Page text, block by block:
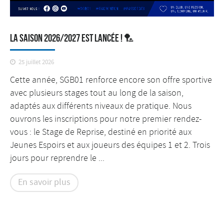
La saison 2026/2027 est lancée ! 🏸
25 juillet 2026
Cette année, SGB01 renforce encore son offre sportive
avec plusieurs stages tout au long de la saison,
adaptés aux différents niveaux de pratique. Nous
ouvrons les inscriptions pour notre premier rendez-
vous : le Stage de Reprise, destiné en priorité aux
Jeunes Espoirs et aux joueurs des équipes 1 et 2. Trois
jours pour reprendre le ...
En savoir plus